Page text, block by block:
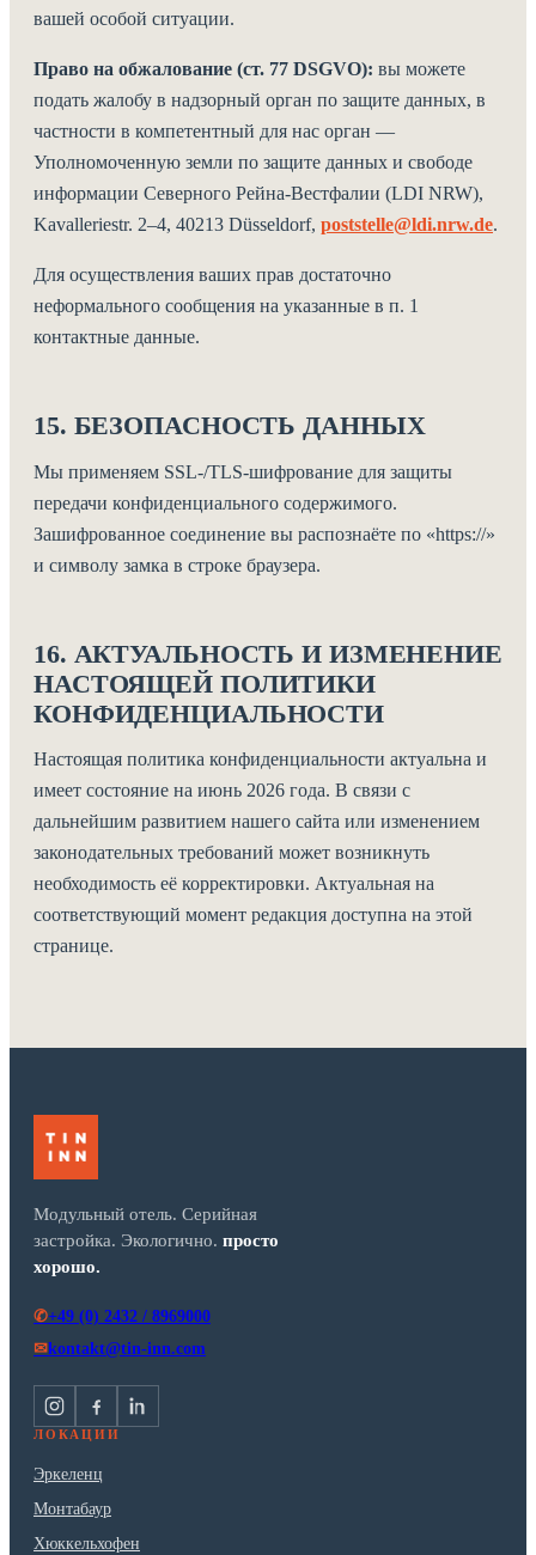
вашей особой ситуации.
Право на обжалование (ст. 77 DSGVO): вы можете
подать жалобу в надзорный орган по защите данных, в
частности в компетентный для нас орган —
Уполномоченную земли по защите данных и свободе
информации Северного Рейна-Вестфалии (LDI NRW),
Kavalleriestr. 2–4, 40213 Düsseldorf, poststelle@ldi.nrw.de.
Для осуществления ваших прав достаточно
неформального сообщения на указанные в п. 1
контактные данные.
15. БЕЗОПАСНОСТЬ ДАННЫХ
Мы применяем SSL-/TLS-шифрование для защиты
передачи конфиденциального содержимого.
Зашифрованное соединение вы распознаёте по «https://»
и символу замка в строке браузера.
16. АКТУАЛЬНОСТЬ И ИЗМЕНЕНИЕ
НАСТОЯЩЕЙ ПОЛИТИКИ
КОНФИДЕНЦИАЛЬНОСТИ
Настоящая политика конфиденциальности актуальна и
имеет состояние на июнь 2026 года. В связи с
дальнейшим развитием нашего сайта или изменением
законодательных требований может возникнуть
необходимость её корректировки. Актуальная на
соответствующий момент редакция доступна на этой
странице.
Модульный отель. Серийная
застройка. Экологично. просто
хорошо.
✆+49 (0) 2432 / 8969000
✉kontakt@tin-inn.com
ЛОКАЦИИ
Эркеленц
Монтабаур
Хюккельхофен